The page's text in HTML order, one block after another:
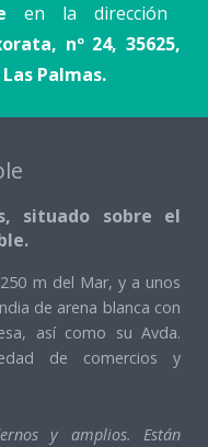
en la dirección
nº 24, 35625,
Palmas.
situado sobre el
m del Mar, y a unos
de arena blanca con
así como su Avda.
de comercios y
y amplios. Están